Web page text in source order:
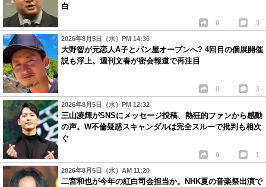
白
0 3
2026年8月5日（水）PM 14:36
大野智が元恋人A子とパン屋オープンへ? 4回目の個展開催
説も浮上。週刊文春が密会報道で再注目
0 3
2026年8月5日（水）PM 12:32
三山凌輝がSNSにメッセージ投稿、熱狂的ファンから感動
の声。W不倫疑惑スキャンダルは完全スルーで批判も相次
ぐ
0 1
2026年8月5日（水）AM 11:20
二宮和也が今年の紅白司会担当か。NHK夏の音楽祭出演で